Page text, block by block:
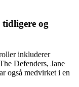
tidligere og
inkluderer
Defenders, Jane
også medvirket i en